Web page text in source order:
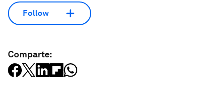
Follow
Comparte: